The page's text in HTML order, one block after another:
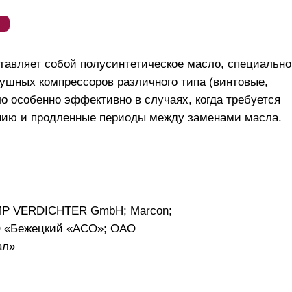
собой полусинтетическое масло, специально
компрессоров различного типа (винтовые,
эффективно в случаях, когда требуется
и продленные периоды между заменами масла.
VERDICHTER GmbH; Marcon;
«АСО»; ОАО